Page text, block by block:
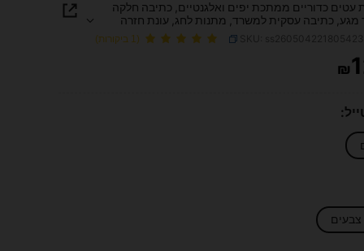
עטים כדוריים ממתכת יפים ואלגנטיים, כתיבה חלקה
כתיבה עסקית למשרד, מתנות לחג, עונת חזרה
(1 ביקורות)
PRICE AND ₪
צבעים